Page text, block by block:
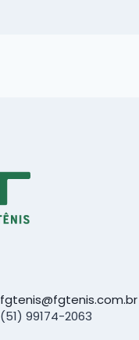
fgtenis@fgtenis.com.br
(51) 99174-2063